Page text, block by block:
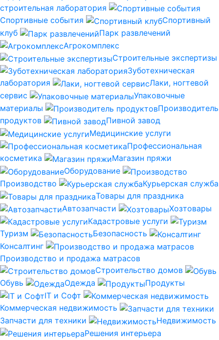
строительная лаборатория
Спортивные события
Спортивный
клуб
Парк развлечений
Агрокомплекс
Строительные экспертизы
Зуботехническая
лаборатория
Лаки, ногтевой
сервис
Упаковочные
материалы
Производитель
продуктов
Пивной завод
Медицинские услуги
Профессиональная
косметика
Магазин пряжи
Оборудование
Производство
Курьерская служба
Товары для праздника
Автозапчасти
Хозтовары
Кадастровые услуги
Туризм
Безопасность
Консалтинг
Производство и продажа матрасов
Строительство домов
Обувь
Одежда
Продукты
IT и Софт
Коммерческая недвижимость
Запчасти для техники
Недвижимость
Решения интерьера